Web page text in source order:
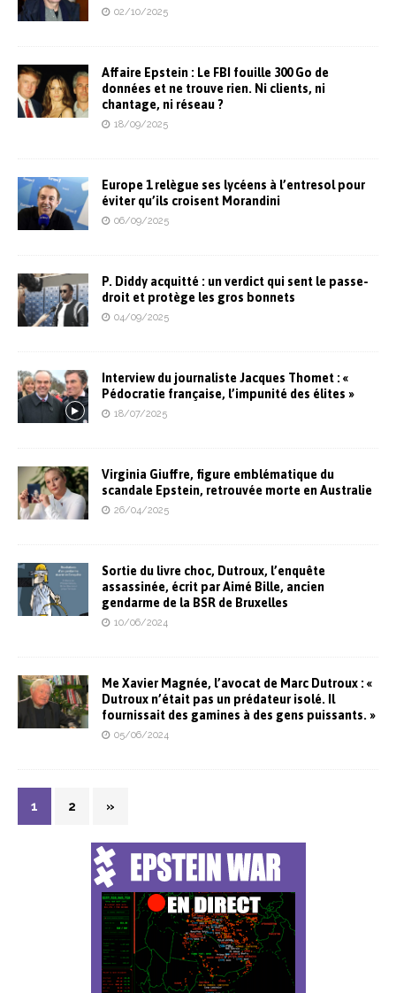
02/10/2025
Affaire Epstein : Le FBI fouille 300 Go de
données et ne trouve rien. Ni clients, ni
chantage, ni réseau ?
18/09/2025
Europe 1 relègue ses lycéens à l’entresol pour
éviter qu’ils croisent Morandini
06/09/2025
P. Diddy acquitté : un verdict qui sent le passe-
droit et protège les gros bonnets
04/09/2025
Interview du journaliste Jacques Thomet : «
Pédocratie française, l’impunité des élites »
18/07/2025
Virginia Giuffre, figure emblématique du
scandale Epstein, retrouvée morte en Australie
26/04/2025
Sortie du livre choc, Dutroux, l’enquête
assassinée, écrit par Aimé Bille, ancien
gendarme de la BSR de Bruxelles
10/06/2024
Me Xavier Magnée, l’avocat de Marc Dutroux : «
Dutroux n’était pas un prédateur isolé. Il
fournissait des gamines à des gens puissants. »
05/06/2024
1 2 »